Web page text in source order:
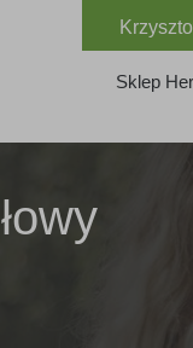
Sklep